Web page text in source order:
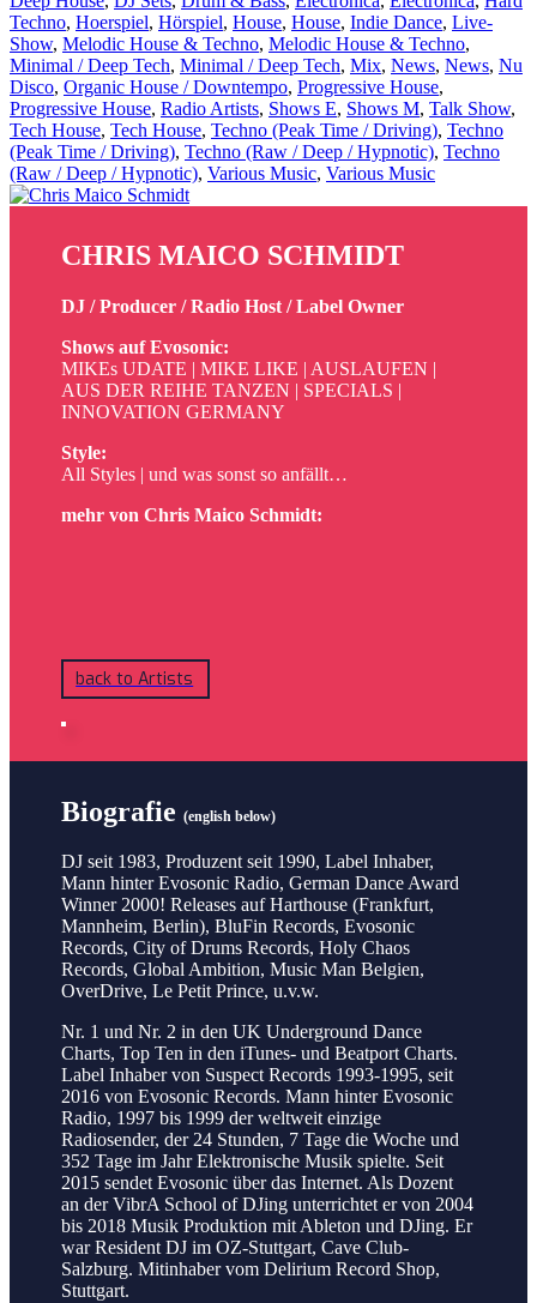
Techno, Hoerspiel, Hörspiel, House, House, Indie Dance, Live-
Show, Melodic House & Techno, Melodic House & Techno,
Minimal / Deep Tech, Minimal / Deep Tech, Mix, News, News, Nu
Disco, Organic House / Downtempo, Progressive House,
Progressive House, Radio Artists, Shows E, Shows M, Talk Show,
Tech House, Tech House, Techno (Peak Time / Driving), Techno
(Peak Time / Driving), Techno (Raw / Deep / Hypnotic), Techno
(Raw / Deep / Hypnotic), Various Music, Various Music
CHRIS MAICO SCHMIDT
DJ / Producer / Radio Host / Label Owner
Shows auf Evosonic:
MIKEs UDATE | MIKE LIKE | AUSLAUFEN |
AUS DER REIHE TANZEN | SPECIALS |
INNOVATION GERMANY
Style:
All Styles | und was sonst so anfällt…
mehr von Chris Maico Schmidt:
back to Artists
Biografie(english below)
DJ seit 1983, Produzent seit 1990, Label Inhaber,
Mann hinter Evosonic Radio, German Dance Award
Winner 2000! Releases auf Harthouse (Frankfurt,
Mannheim, Berlin), BluFin Records, Evosonic
Records, City of Drums Records, Holy Chaos
Records, Global Ambition, Music Man Belgien,
OverDrive, Le Petit Prince, u.v.w.
Nr. 1 und Nr. 2 in den UK Underground Dance
Charts, Top Ten in den iTunes- und Beatport Charts.
Label Inhaber von Suspect Records 1993-1995, seit
2016 von Evosonic Records. Mann hinter Evosonic
Radio, 1997 bis 1999 der weltweit einzige
Radiosender, der 24 Stunden, 7 Tage die Woche und
352 Tage im Jahr Elektronische Musik spielte. Seit
2015 sendet Evosonic über das Internet. Als Dozent
an der VibrA School of DJing unterrichtet er von 2004
bis 2018 Musik Produktion mit Ableton und DJing. Er
war Resident DJ im OZ-Stuttgart, Cave Club-
Salzburg. Mitinhaber vom Delirium Record Shop,
Stuttgart.